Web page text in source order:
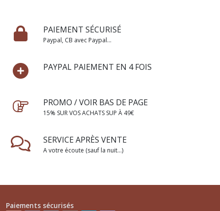
PAIEMENT SÉCURISÉ
Paypal, CB avec Paypal...
PAYPAL PAIEMENT EN 4 FOIS
PROMO / VOIR BAS DE PAGE
15% SUR VOS ACHATS SUP À 49€
SERVICE APRÈS VENTE
A votre écoute (sauf la nuit...)
Paiements sécurisés